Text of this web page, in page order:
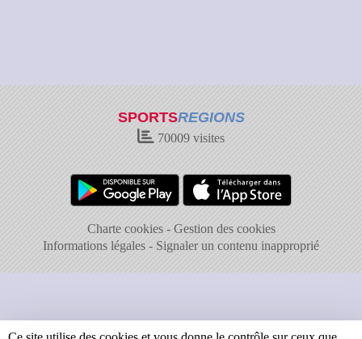
SPORTSREGIONS
70009 visites
Charte cookies
Gestion des cookies
Informations légales
Signaler un contenu inapproprié